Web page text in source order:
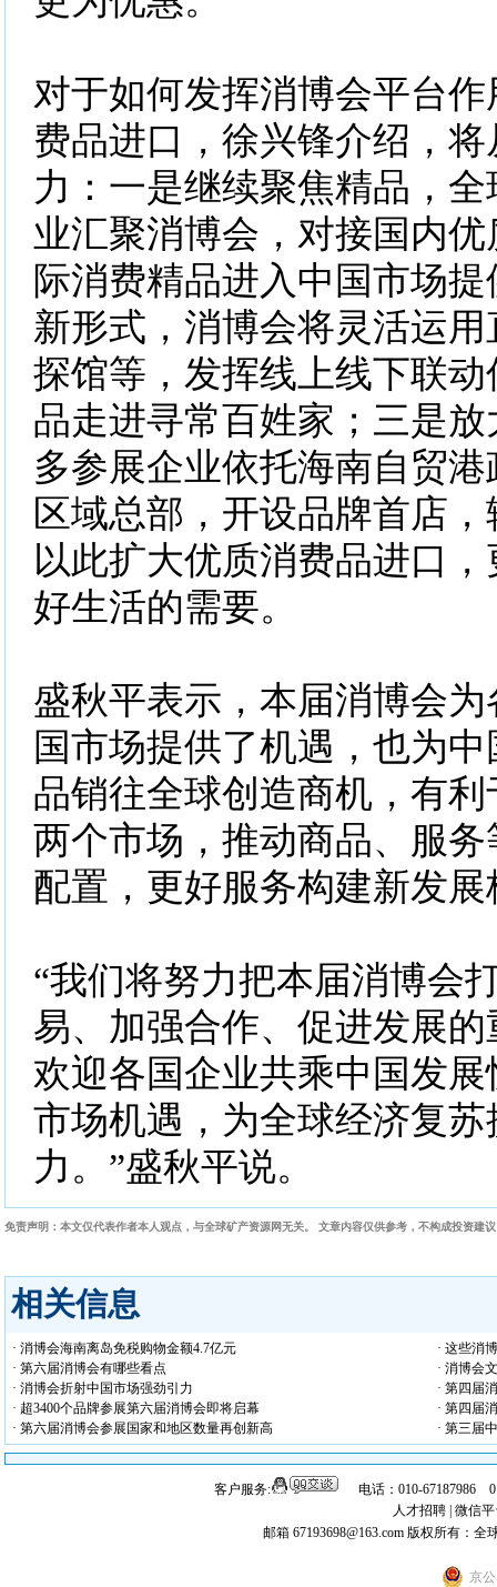
对于如何发挥消博会平台
费品进口，徐兴锋介绍，
力：一是继续聚焦精品，
业汇聚消博会，对接国内
际消费精品进入中国市场
新形式，消博会将灵活运
探馆等，发挥线上线下联
品走进寻常百姓家；三是
多参展企业依托海南自贸
区域总部，开设品牌首店
以此扩大优质消费品进口
好生活的需要。
盛秋平表示，本届消博会
国市场提供了机遇，也为
品销往全球创造商机，有
两个市场，推动商品、服
配置，更好服务构建新发展
“我们将努力把本届消博会
易、加强合作、促进发展
欢迎各国企业共乘中国发
市场机遇，为全球经济复
力。”盛秋平说。
免责声明：本文仅代表作者本人观点，与全球矿产资源网无关。 文章内容仅供参考，不构成投资建
相关信息
· 消博会海南离岛免税购物金额4.7亿元
· 这些消
· 第六届消博会有哪些看点
· 消博会
· 消博会折射中国市场强劲引力
· 第四届
· 超3400个品牌参展第六届消博会即将启幕
· 第四届
· 第六届消博会参展国家和地区数量再创新高
· 第三届
客户服务:
电话：010-67187986
人才招聘 微信
邮箱 67193698@163.com 版权所有：全
京公